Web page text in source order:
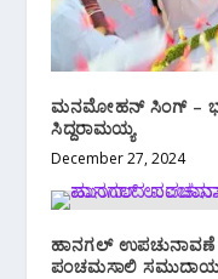
ಮನಮೋಹನ್ ಸಿಂಗ್ –
ಸಿದ್ದರಾಮಯ್ಯ
December 27, 2024
ಹಾನಗಲ್ ಉಪಚುನಾವಣೆ
ಪಂಚಮಸಾಲಿ